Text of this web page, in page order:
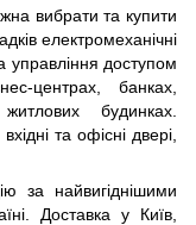
вибрати та купити
електромеханічні
доступом
центрах, банках,
будинках.
та офісні двері,
за найвигіднішими
Доставка у Київ,